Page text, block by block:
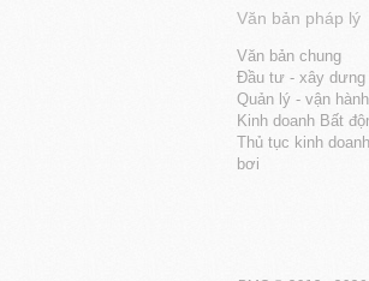
Văn bản pháp lý
Văn bản chung
Đầu tư - xây dưng
Quản lý - vận hành
Kinh doanh Bất
Thủ tục kinh
bơi